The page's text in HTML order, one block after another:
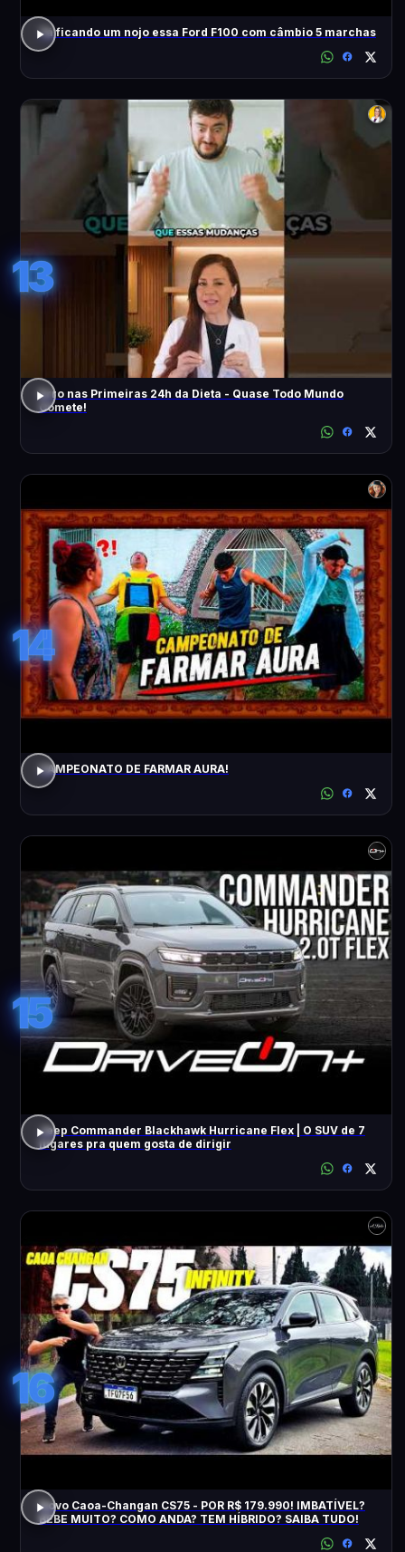
Tá ficando um nojo essa Ford F100 com câmbio 5 marchas
13
Erro nas Primeiras 24h da Dieta - Quase Todo Mundo
Comete!
14
CAMPEONATO DE FARMAR AURA!
15
Jeep Commander Blackhawk Hurricane Flex | O SUV de 7
lugares pra quem gosta de dirigir
16
Novo Caoa-Changan CS75 - POR R$ 179.990! IMBATÍVEL?
BEBE MUITO? COMO ANDA? TEM HÍBRIDO? SAIBA TUDO!